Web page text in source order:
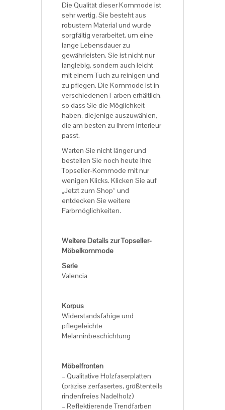
Die Qualität dieser Kommode ist
sehr wertig. Sie besteht aus
robustem Material und wurde
sorgfältig verarbeitet, um eine
lange Lebensdauer zu
gewährleisten. Sie ist nicht nur
langlebig, sondern auch leicht
mit einem Tuch zu reinigen und
zu pflegen. Die Kommode ist in
verschiedenen Farben erhältlich,
so dass Sie die Möglichkeit
haben, diejenige auszuwählen,
die am besten zu Ihrem Interieur
passt.
Warten Sie nicht länger und
bestellen Sie noch heute Ihre
Topseller-Kommode mit nur
wenigen Klicks. Klicken Sie auf
„Jetzt zum Shop“ und
entdecken Sie weitere
Farbmöglichkeiten.
Weitere Details zur Topseller-
Möbelkommode
Serie
Valencia
Korpus
Widerstandsfähige und
pflegeleichte
Melaminbeschichtung
Möbelfronten
– Qualitative Holzfaserplatten
(präzise zerfasertes, größtenteils
rindenfreies Nadelholz)
– Reflektierende Trendfarben